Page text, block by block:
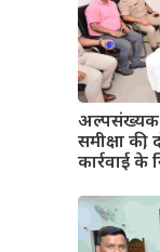
अल्पसंख्यक
समीक्षा
कार्रवाई के